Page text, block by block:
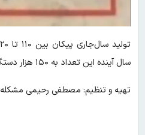
سال آینده این تعداد به ۱۵۰ هزار دستگاه خواهد رسید.
تهیه و تنظیم: مصطفی رحیمی مشکله